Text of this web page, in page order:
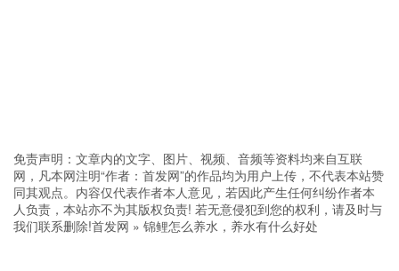
免责声明：文章内的文字、图片、视频、音频等资料均来自互联
网，凡本网注明“作者：首发网”的作品均为用户上传，不代表本站赞
同其观点。内容仅代表作者本人意见，若因此产生任何纠纷作者本
人负责，本站亦不为其版权负责! 若无意侵犯到您的权利，请及时与
我们联系删除!首发网 » 锦鲤怎么养水，养水有什么好处